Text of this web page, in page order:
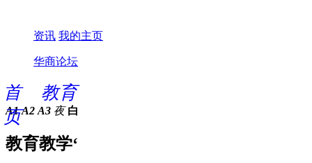
资讯 我的主页
华商论坛
首
页
教育
A1 A2 A3 夜 白
教育教学‘